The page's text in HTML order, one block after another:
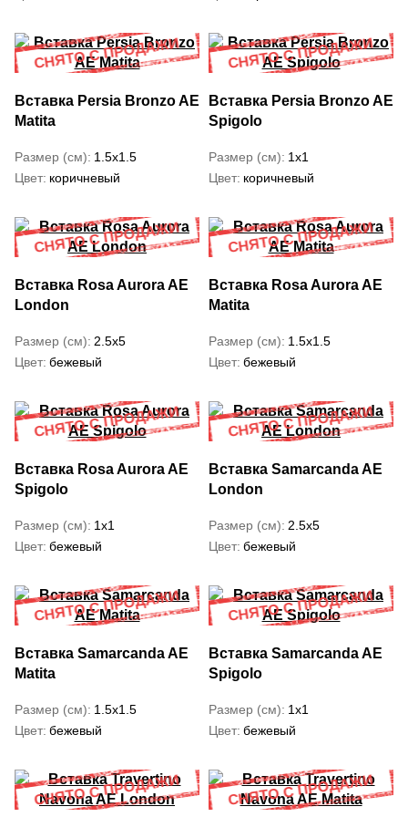
Вставка Persia Bronzo AE
Matita
Размер (см) 1.5x1.5
Цвет коричневый
Вставка Persia Bronzo AE
Spigolo
Размер (см) 1x1
Цвет коричневый
Вставка Rosa Aurora AE
London
Размер (см) 2.5x5
Цвет бежевый
Вставка Rosa Aurora AE
Matita
Размер (см) 1.5x1.5
Цвет бежевый
Вставка Rosa Aurora AE
Spigolo
Размер (см) 1x1
Цвет бежевый
Вставка Samarcanda AE
London
Размер (см) 2.5x5
Цвет бежевый
Вставка Samarcanda AE
Matita
Размер (см) 1.5x1.5
Цвет бежевый
Вставка Samarcanda AE
Spigolo
Размер (см) 1x1
Цвет бежевый